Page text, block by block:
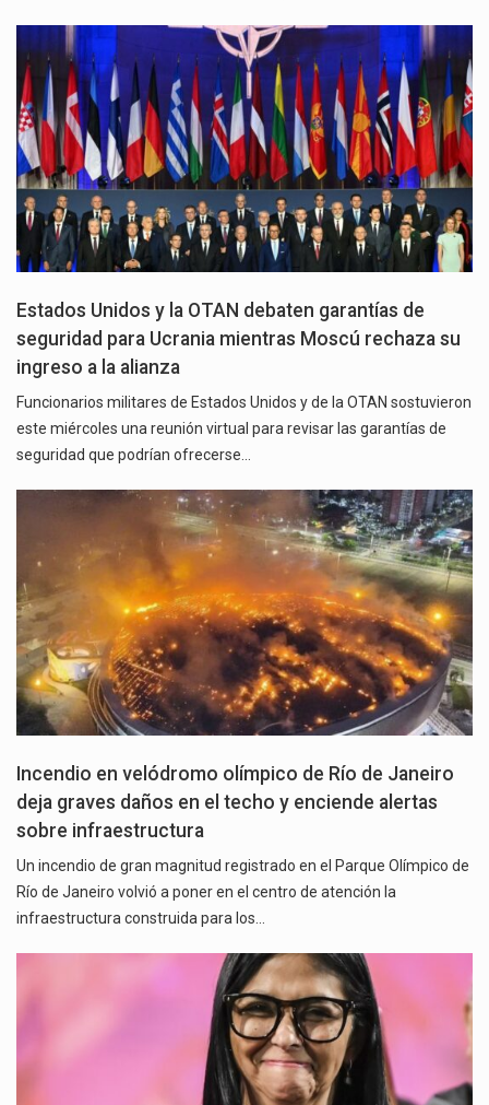
Estados Unidos y la OTAN debaten garantías de
seguridad para Ucrania mientras Moscú rechaza su
ingreso a la alianza
Funcionarios militares de Estados Unidos y de la OTAN sostuvieron
este miércoles una reunión virtual para revisar las garantías de
seguridad que podrían ofrecerse…
Incendio en velódromo olímpico de Río de Janeiro
deja graves daños en el techo y enciende alertas
sobre infraestructura
Un incendio de gran magnitud registrado en el Parque Olímpico de
Río de Janeiro volvió a poner en el centro de atención la
infraestructura construida para los…